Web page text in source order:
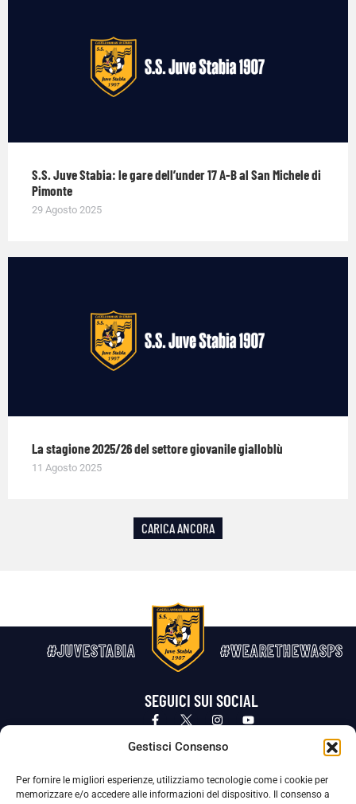
Gestisci Consenso
Per fornire le migliori esperienze, utilizziamo tecnologie come i cookie per
memorizzare e/o accedere alle informazioni del dispositivo. Il consenso a
S.S. Juve Stabia: le gare dell’under 17 A-B al San Michele di
Pimonte
29 Agosto 2025
La stagione 2025/26 del settore giovanile gialloblù
11 Agosto 2025
CARICA ANCORA
#JUVESTABIA #WEARETHEWASPS
SEGUICI SUI SOCIAL
Privacy Policy Cookie Policy
La Società ha nominato il Responsabile della Protezione dei Dati Personali (DPO), figura specializzata che vigila sulle modalità